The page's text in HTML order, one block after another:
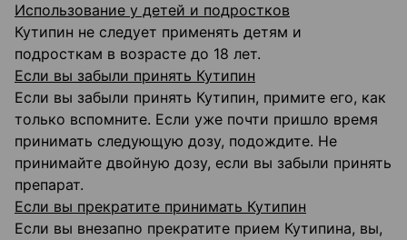
Использование у детей и подростков
Кутипин не следует применять детям и
подросткам в возрасте до 18 лет.
Если вы забыли принять Кутипин
Если вы забыли принять Кутипин, примите его, как
только вспомните. Если уже почти пришло время
принимать следующую дозу, подождите. Не
принимайте двойную дозу, если вы забыли принять
препарат.
Если вы прекратите принимать Кутипин
Если вы внезапно прекратите прием Кутипина, вы,